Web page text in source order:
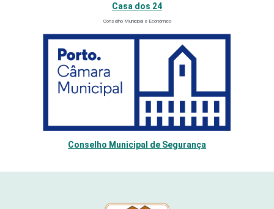
Casa dos 24
Conselho Municipal e Económico
Conselho Municipal de Segurança